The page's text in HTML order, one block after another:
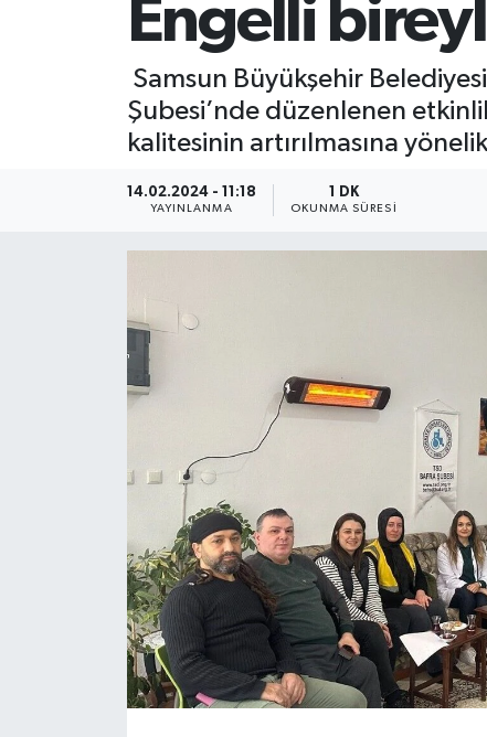
Engelli
Samsun Büyükşehir
Şubesi’nde düzenlenen
kalitesinin artırılmasına
14.02.2024 - 11:18
YAYINLANMA
1 DK
OKUNMA SÜRESI
SİYASET
TRABZON
TRABZONSPOR